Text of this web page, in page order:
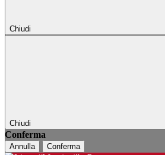
Chiudi
Chiudi
Conferma
Annulla Conferma